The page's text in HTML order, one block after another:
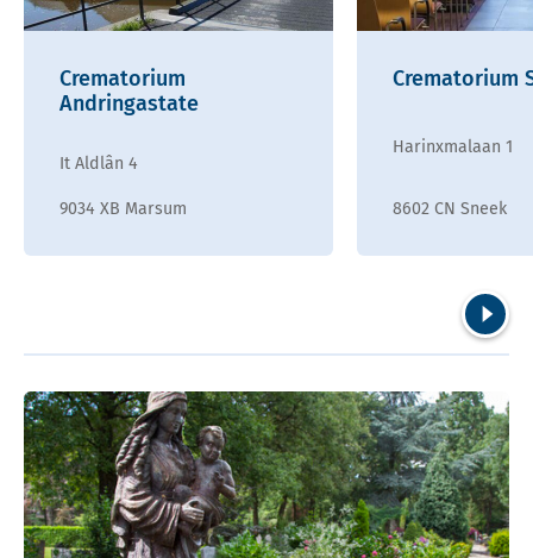
Crematorium
Andringastate
It Aldlân 4
9034 XB Marsum
Crematorium
Harinxmalaan 1
8602 CN Sneek